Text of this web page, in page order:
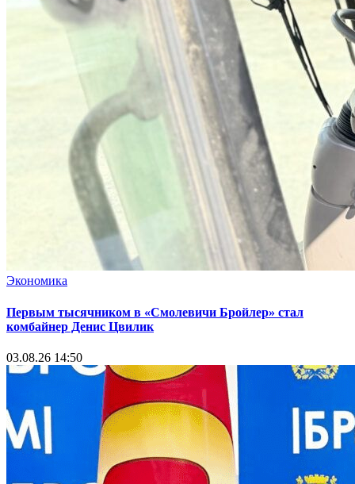
Экономика
Первым тысячником в «Смолевичи Бройлер» стал
комбайнер Денис Цвилик
03.08.26 14:50